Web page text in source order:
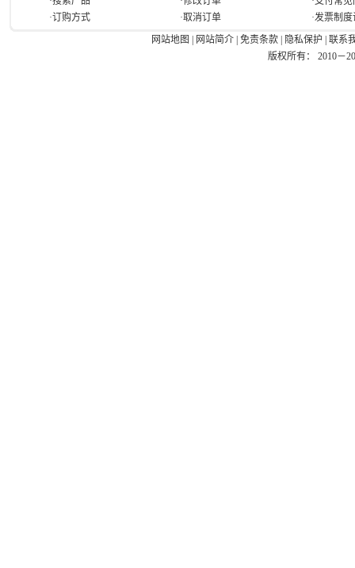
·订购方式
·取消订单
·发票制
网站地图
网站简介 免责条款 隐私保护
联系
版权所有： 2010－